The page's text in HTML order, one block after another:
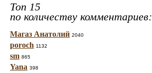
Топ 15
по количеству комментариев:
Магаз Анатолий 2040
poroch 1132
sm 865
Yana 398